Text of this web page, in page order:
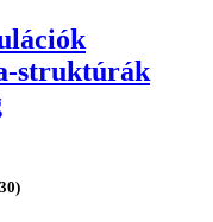
struktúrák